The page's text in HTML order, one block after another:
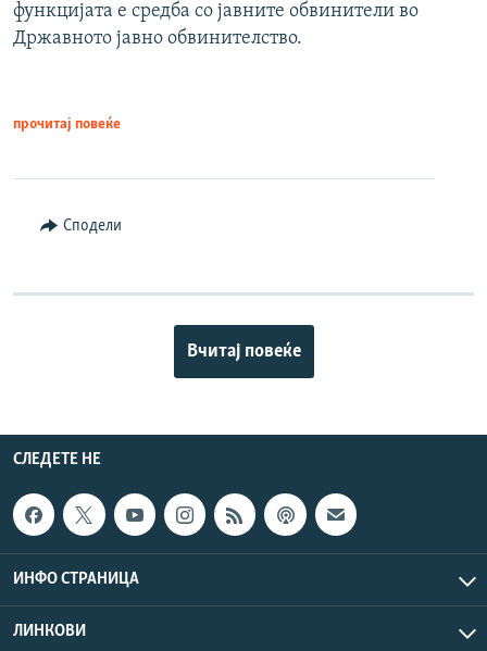
функцијата е средба со јавните обвинители во
Државното јавно обвинителство.
прочитај повеќе
Сподели
Вчитај повеќе
СЛЕДЕТЕ НЕ
ИНФО СТРАНИЦА
ЛИНКОВИ